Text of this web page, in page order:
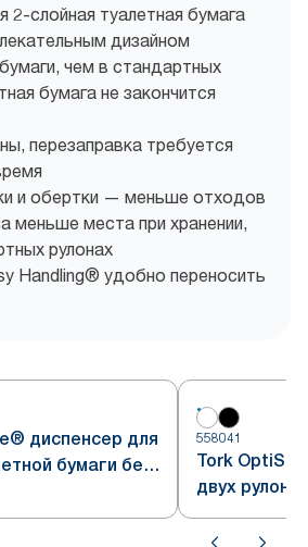
2-слойная туалетная бумага
дизайном
чем в стандартных
бумага не закончится
перезаправка требуется
и обертки — меньше отходов
меньше места при хранении,
рулонах
Handling® удобно переносить
диспенсер для
бумаги без
558041
Tork
двух
без втулки